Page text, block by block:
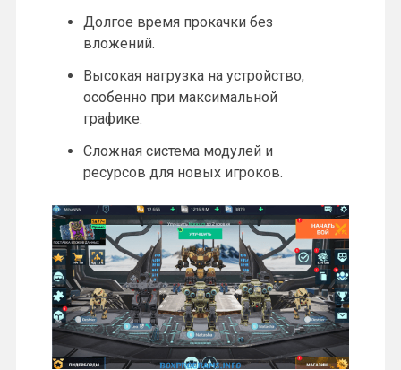
Долгое время прокачки без
вложений.
Высокая нагрузка на устройство,
особенно при максимальной
графике.
Сложная система модулей и
ресурсов для новых игроков.